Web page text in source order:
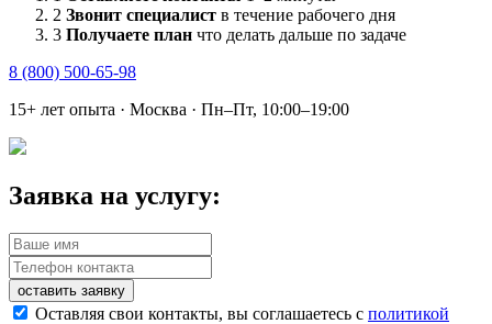
2 Звонит специалист в течение рабочего дня
3 Получаете план что делать дальше по задаче
8 (800) 500-65-98
15+ лет опыта · Москва · Пн–Пт, 10:00–19:00
Заявка на услугу:
оставить заявку
Оставляя свои контакты, вы соглашаетесь с политикой